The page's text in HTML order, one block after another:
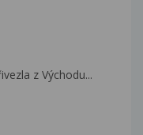
z Východu...